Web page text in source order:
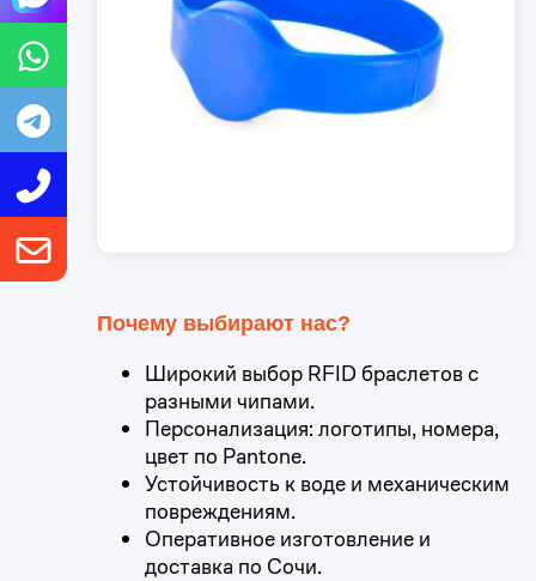
Почему выбирают нас?
Широкий выбор RFID браслетов с
разными чипами.
Персонализация: логотипы, номера,
цвет по Pantone.
Устойчивость к воде и механическим
повреждениям.
Оперативное изготовление и
доставка по Сочи.
0